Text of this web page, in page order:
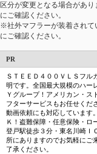
区分が変更となる場合があ
にご確認ください。
※社外マフラーが装着されて
にご確認ください。
PR
ＳＴＥＥＤ４００ＶＬＳフル
明です。全国最大規模のハー
Ｙグループ！アメリカン・ス
フターサービスもお任せくだ
動画依頼にも対応しています
Ｋ！盗難保障・任意保険・ロ
登戸駅徒歩３分・東名川崎Ｉ
所にありますのでお気軽にご
了承ください。